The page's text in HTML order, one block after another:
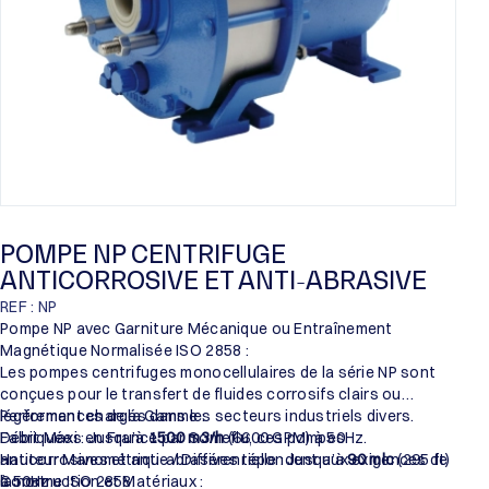
POMPE NP CENTRIFUGE
ANTICORROSIVE ET ANTI-ABRASIVE
REF : NP
Pompe NP avec Garniture Mécanique ou Entraînement
Magnétique Normalisée ISO 2858 :
Les pompes centrifuges monocellulaires de la série NP sont
conçues pour le transfert de fluides corrosifs clairs ou
légèrement chargés dans les secteurs industriels divers.
Fabriquées en France par Someflu, ces pompes
anticorrosives et anti-abrasives répondent aux exigences de
la norme ISO 2858.
Performances de la Gamme :
Débit Maxi : Jusqu’à1500 m3/h(6600 GPM) à 50Hz.
Hauteur Manométrique / Différentielle : Jusqu’à90 mlc(295 ft)
à 50Hz.
Construction et Matériaux :